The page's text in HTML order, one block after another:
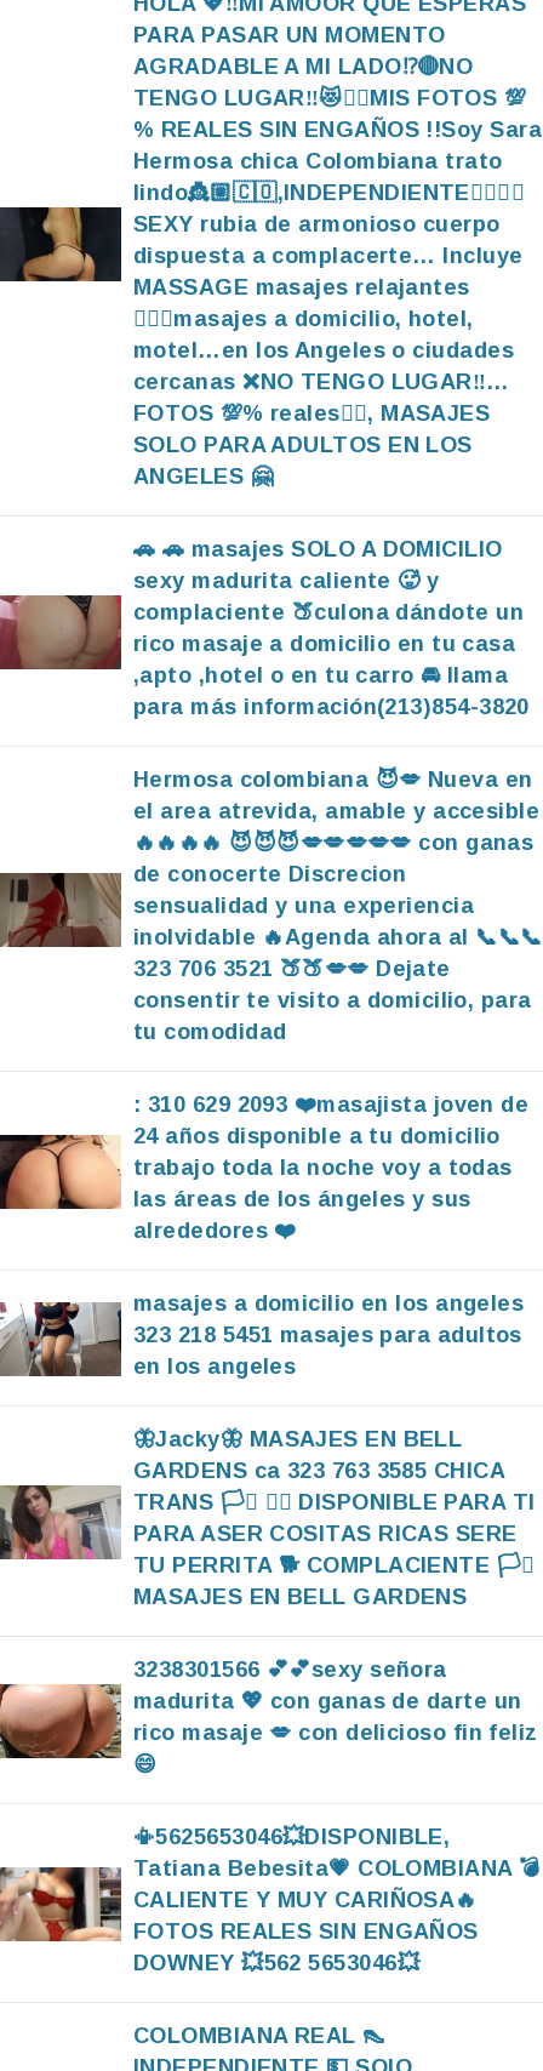
PARA PASAR UN MOMENTO
AGRADABLE A MI LADO⁉️🔴NO
TENGO LUGAR‼️😻👌🏼MIS FOTOS 💯
% REALES SIN ENGAÑOS !!Soy Sara
Hermosa chica Colombiana trato
lindo👸🏼🇨🇴,INDEPENDIENTE👌🏼💯🌺
SEXY rubia de armonioso cuerpo
dispuesta a complacerte… Incluye
MASSAGE masajes relajantes
💆🏻‍♂️masajes a domicilio, hotel,
motel…en los Angeles o ciudades
cercanas ❌️NO TENGO LUGAR‼️…
FOTOS 💯% reales👌🏼, MASAJES
SOLO PARA ADULTOS EN LOS
ANGELES 🤗
🚗 🚗 masajes SOLO A DOMICILIO
sexy madurita caliente 🥵 y
complaciente 🍑culona dándote un
rico masaje a domicilio en tu casa
,apto ,hotel o en tu carro 🚘 llama
para más información(213)854-3820
Hermosa colombiana 😈💋 Nueva en
el area atrevida, amable y accesible
🔥🔥🔥🔥 😈😈😈💋💋💋💋💋 con ganas
de conocerte Discrecion
sensualidad y una experiencia
inolvidable 🔥Agenda ahora al 📞📞📞
323 706 3521 🍑🍑💋💋 Dejate
consentir te visito a domicilio, para
tu comodidad
: 310 629 2093 ❤️masajista joven de
24 años disponible a tu domicilio
trabajo toda la noche voy a todas
las áreas de los ángeles y sus
alrededores ❤️
masajes a domicilio en los angeles
323 218 5451 masajes para adultos
en los angeles
🦋Jacky🦋 MASAJES EN BELL
GARDENS ca 323 763 3585 CHICA
TRANS 🏳️‍⚧️ 🏳️‍🌈 DISPONIBLE PARA TI
PARA ASER COSITAS RICAS SERE
TU PERRITA 🐕 COMPLACIENTE 🏳️‍⚧️
MASAJES EN BELL GARDENS
3238301566 💕💕sexy señora
madurita 💖 con ganas de darte un
rico masaje 💋 con delicioso fin feliz
😄
📳5625653046💥DISPONIBLE,
Tatiana Bebesita💗 COLOMBIANA 💣
CALIENTE Y MUY CARIÑOSA🔥
FOTOS REALES SIN ENGAÑOS
DOWNEY 💥562 5653046💥
COLOMBIANA REAL 👠